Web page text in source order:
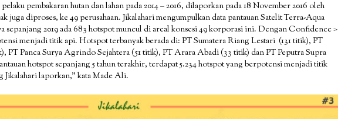
pembakaran hutan dan lahan pada 2014 – 2016, dilaporkan pada 18 November 2016 oleh
juga diproses, ke 49 perusahaan. Jikalahari mengumpulkan data pantauan Satelit Terra-Aqua
sepanjang 2019 ada 683 hotspot muncul di areal konsesi 49 korporasi ini. Dengan Confidence >
menjadi titik api. Hotspot terbanyak berada di: PT Sumatera Riang Lestari (131 titik), PT
PT Panca Surya Agrindo Sejahtera (51 titik), PT Arara Abadi (33 titik) dan PT Peputra Supra
hotspot sepanjang 5 tahun terakhir, terdapat 5.234 hotspot yang berpotensi menjadi titik
Jikalahari laporkan,” kata Made Ali.